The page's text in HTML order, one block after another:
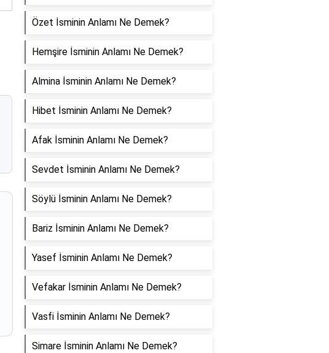
Özet İsminin Anlamı Ne Demek?
Hemşire İsminin Anlamı Ne Demek?
Almina İsminin Anlamı Ne Demek?
Hibet İsminin Anlamı Ne Demek?
Afak İsminin Anlamı Ne Demek?
Sevdet İsminin Anlamı Ne Demek?
Söylü İsminin Anlamı Ne Demek?
Bariz İsminin Anlamı Ne Demek?
Yasef İsminin Anlamı Ne Demek?
Vefakar İsminin Anlamı Ne Demek?
Vasfi İsminin Anlamı Ne Demek?
Simare İsminin Anlamı Ne Demek?